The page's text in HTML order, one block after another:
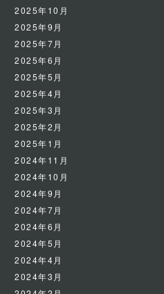
2025年10月
2025年9月
2025年7月
2025年6月
2025年5月
2025年4月
2025年3月
2025年2月
2025年1月
2024年11月
2024年10月
2024年9月
2024年7月
2024年6月
2024年5月
2024年4月
2024年3月